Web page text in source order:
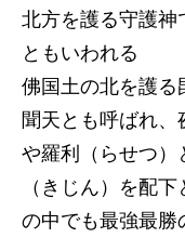
北方を護る守護神
ともいわれる
佛国土の北を護る
聞天とも呼ばれ、
や羅利（らせつ）
（きじん）を配
の中でも最強最勝